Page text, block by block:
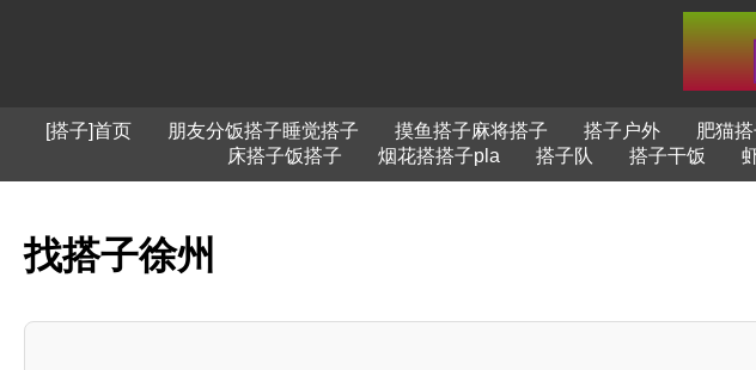
[搭子]首页 朋友分饭搭子睡觉搭子 摸鱼搭子麻将搭子 搭子户外 肥猫
床搭子饭搭子
烟花搭搭子pla 搭子队 搭子干饭
找搭子徐州